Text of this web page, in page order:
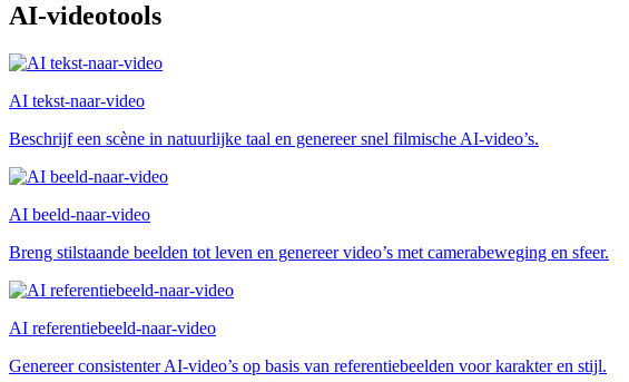
AI-videotools
AI tekst-naar-video
Beschrijf een scène in natuurlijke taal en genereer snel filmische AI-video’s.
AI beeld-naar-video
Breng stilstaande beelden tot leven en genereer video’s met camerabeweging en sfeer.
AI referentiebeeld-naar-video
Genereer consistenter AI-video’s op basis van referentiebeelden voor karakter en stijl.